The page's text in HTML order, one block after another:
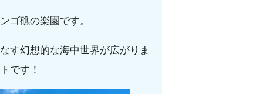
ゴ礁の楽園です。
す幻想的な海中世界が広がりま
です！